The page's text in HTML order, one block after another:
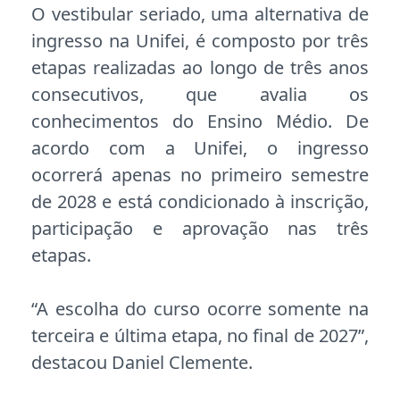
O vestibular seriado, uma alternativa de
ingresso na Unifei, é composto por três
etapas realizadas ao longo de três anos
consecutivos, que avalia os
conhecimentos do Ensino Médio. De
acordo com a Unifei, o ingresso
ocorrerá apenas no primeiro semestre
de 2028 e está condicionado à inscrição,
participação e aprovação nas três
etapas.
“A escolha do curso ocorre somente na
terceira e última etapa, no final de 2027”,
destacou Daniel Clemente.